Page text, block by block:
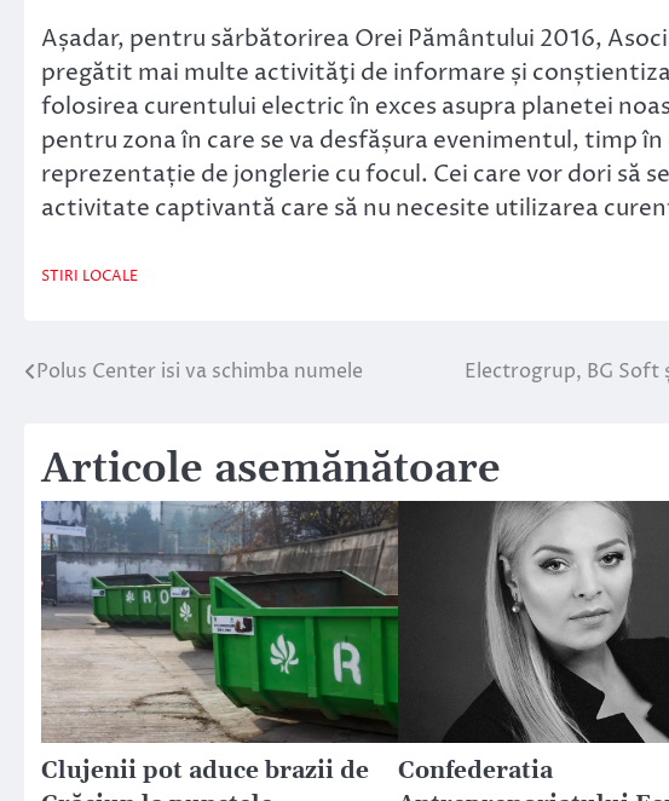
Așadar, pentru sărbătorirea Orei Pământului 2016,
pregătit mai multe activităţi de informare și
folosirea curentului electric în exces asupra planetei
pentru zona în care se va desfășura evenimentul, timp
reprezentație de jonglerie cu focul. Cei care vor dori să
activitate captivantă care să nu necesite utilizarea
STIRI LOCALE
Navigare
articole
Polus Center isi va schimba numele Electrogrup, BG Soft
Articole asemănătoare
Clujenii pot aduce brazii de
Confederatia